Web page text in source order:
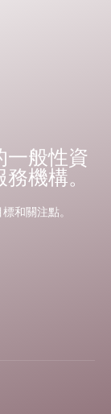
一般性資
機構。
和關注點。